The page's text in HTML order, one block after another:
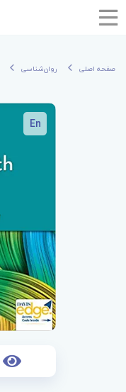
صفحه اصلی روان‌شناسی
En